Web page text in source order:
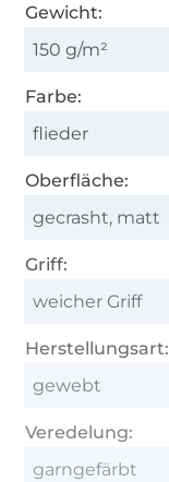
Gewicht:
150 g/m²
Farbe:
flieder
Oberfläche:
gecrasht, matt
Griff:
weicher Griff
Herstellungsart:
gewebt
Veredelung:
garngefärbt